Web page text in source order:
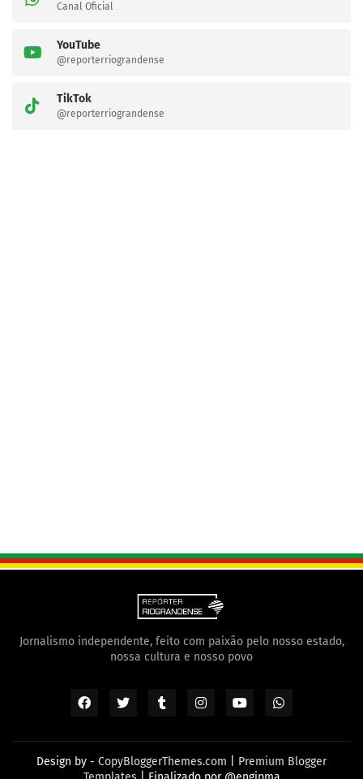
Canal Oficial
YouTube
@reporterriograndense
TikTok
@reporterriograndense
Jornalismo independente, feito com paixão pelo nosso estado,
nossa cultura e nosso povo
Design by - CopyBloggerThemes.com
Premium Blogger